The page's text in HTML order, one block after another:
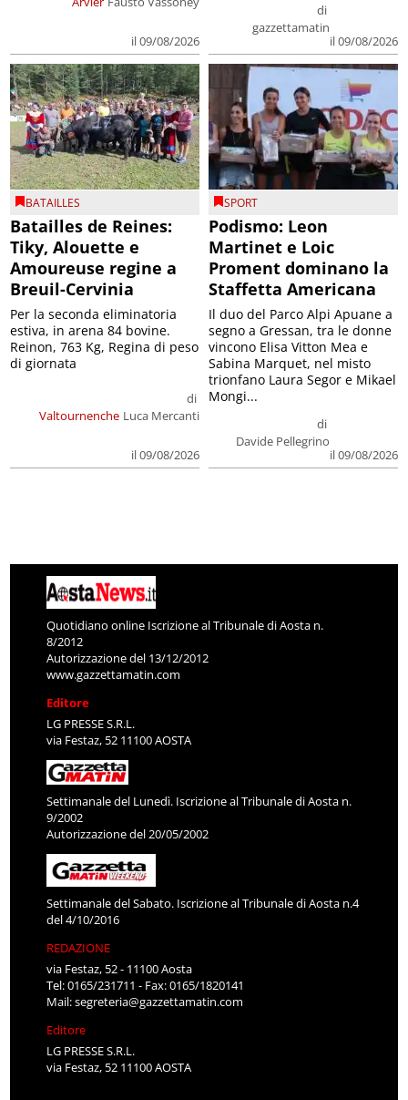
il 09/08/2026
di
gazzettamatin
il 09/08/2026
BATAILLES
Batailles de Reines:
Tiky, Alouette e
Amoureuse regine a
Breuil-Cervinia
Valtournenche
di
Luca Mercanti
il 09/08/2026
Per la seconda eliminatoria
estiva, in arena 84 bovine.
Reinon, 763 Kg, Regina di peso
di giornata
SPORT
Podismo: Leon
Martinet e Loic
Proment dominano la
Staffetta Americana
di
Davide Pellegrino
il 09/08/2026
Il duo del Parco Alpi Apuane a
segno a Gressan, tra le donne
vincono Elisa Vitton Mea e
Sabina Marquet, nel misto
trionfano Laura Segor e Mikael
Mongi...
Quotidiano online Iscrizione al Tribunale di Aosta n.
8/2012
Autorizzazione del 13/12/2012
www.gazzettamatin.com
Editore
LG PRESSE S.R.L.
via Festaz, 52 11100 AOSTA
Settimanale del Lunedì. Iscrizione al Tribunale di Aosta n.
9/2002
Autorizzazione del 20/05/2002
Settimanale del Sabato. Iscrizione al Tribunale di Aosta n.4
del 4/10/2016
REDAZIONE
via Festaz, 52 - 11100 Aosta
Tel: 0165/231711 - Fax: 0165/1820141
Mail:segreteria@gazzettamatin.com
Editore
LG PRESSE S.R.L.
via Festaz, 52 11100 AOSTA